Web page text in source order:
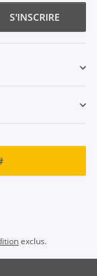
S'INSCRIRE
exclus.